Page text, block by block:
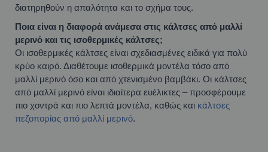
διατηρηθούν η απαλότητα και το σχήμα τους.
Ποια είναι η διαφορά ανάμεσα στις κάλτσες από μαλλί
μερινό και τις ισοθερμικές κάλτσες;
Οι ισοθερμικές κάλτσες είναι σχεδιασμένες ειδικά για πολύ
κρύο καιρό. Διαθέτουμε ισοθερμικά μοντέλα τόσο από
μαλλί μερινό όσο και από χτενισμένο βαμβάκι. Οι κάλτσες
από μαλλί μερινό είναι ιδιαίτερα ευέλικτες – προσφέρουμε
πιο χοντρά και πιο λεπτά μοντέλα, καθώς και κάλτσες
πεζοπορίας από μαλλί μερινό.